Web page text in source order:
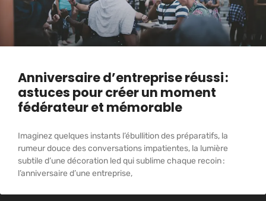
Anniversaire d’entreprise réussi :
astuces pour créer un moment
fédérateur et mémorable
Imaginez quelques instants l’ébullition des préparatifs, la
rumeur douce des conversations impatientes, la lumière
subtile d’une décoration led qui sublime chaque recoin :
l’anniversaire d’une entreprise,